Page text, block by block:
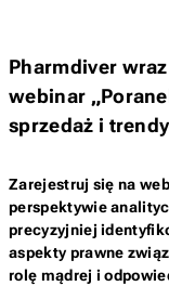
Pharmdiver
webinar
sprzedaż i
Zarejestruj się na
perspektywie
precyzyjniej
aspekty prawne
rolę mądrej i